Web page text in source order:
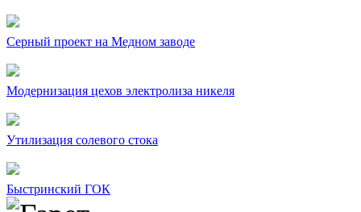
Серный проект на Медном заводе
Модернизация цехов электролиза никеля
Утилизация солевого стока
Быстринский ГОК